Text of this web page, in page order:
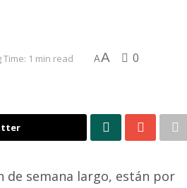
Time: 1 min read AA 0
de semana largo, están por